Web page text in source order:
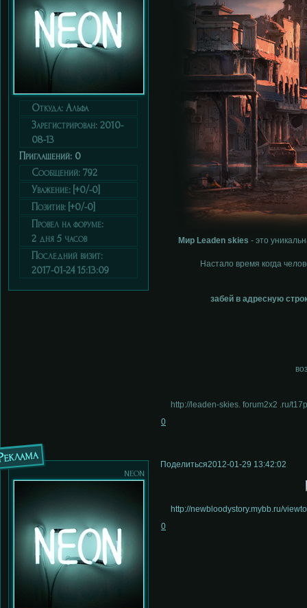
Откуда: Альфа
Зарегистрирован: 2010-
08-13
Приглашений: 0
Сообщений: 792
Уважение: [+0/-0]
Позитив: [+0/-0]
Провел на форуме:
2 дня 5 часов
Последний визит:
2017-01-24 15:13:09
Мир Leaden skies - это
Настало время когда
забей в адресную
http://leaden-skies. forum2x2 .ru/
0
Поделиться2012-01-29 13:42:02
neon
http://newbloodystory.mybb.ru/
0